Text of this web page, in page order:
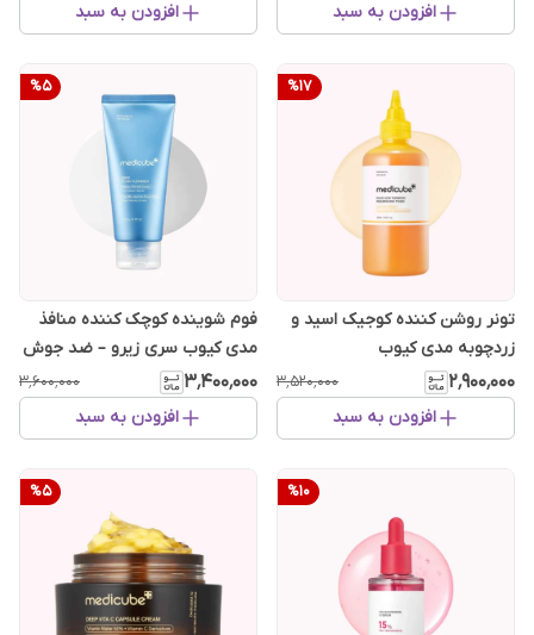
افزودن به سبد افزودن به سبد
%17
تونر روشن کننده کوجیک اسید و
زردچوبه مدی کیوب
۲٬۹۰۰٬۰۰۰ ۳٬۵۲۰٬۰۰۰
افزودن به سبد
%5
فوم شوینده کوچک کننده منافذ
مدی کیوب سری زیرو – ضد جوش
سرسیاه
۳٬۴۰۰٬۰۰۰ ۳٬۶۰۰٬۰۰۰
افزودن به سبد
%10
%5